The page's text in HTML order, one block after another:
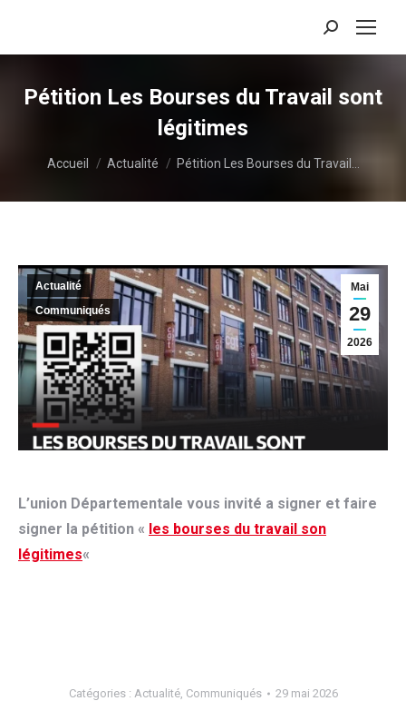
Recherche
:
Pétition Les Bourses du Travail sont
légitimes
Vous êtes ici :
Accueil Actualité Pétition Les Bourses du Travail…
Mai
29
2026
Actualité
Communiqués
L’union Départementale vous invité a signer et faire
signer la pétition « les bourses du travail son
légitimes«
Catégories : Actualité, Communiqués 29 mai 2026